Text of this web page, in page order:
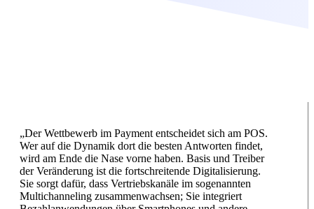
„Der Wettbewerb im Payment entscheidet sich am POS.
Wer auf die Dynamik dort die besten Antworten findet,
wird am Ende die Nase vorne haben. Basis und Treiber
der Veränderung ist die fortschreitende Digitalisierung.
Sie sorgt dafür, dass Vertriebskanäle im sogenannten
Multichanneling zusammenwachsen; Sie integriert